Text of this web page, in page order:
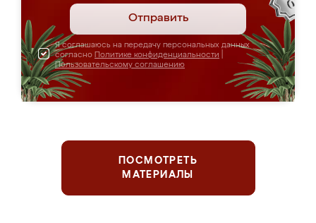
Отправить
Я соглашаюсь на передачу персональных данных
согласно Политике конфиденциальности
Пользовательскому соглашению
ПОСМОТРЕТЬ
МАТЕРИАЛЫ